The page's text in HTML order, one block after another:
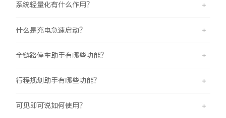
系统轻量化有什么作用？
什么是充电急速启动？
全链路停车助手有哪些功能？
行程规划助手有哪些功能？
可见即可说如何使用？